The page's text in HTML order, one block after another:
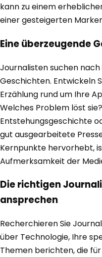
kann zu einem
einer gesteigerten
Eine überzeugende
Journalisten suchen
Geschichten. Entwickeln
Erzählung rund um Ihre
Welches Problem löst
Entstehungsgeschichte
gut ausgearbeitete
Kernpunkte hervorhebt,
Aufmerksamkeit der
Die richtigen
ansprechen
Recherchieren Sie
über Technologie, Ihre
Themen berichten, die